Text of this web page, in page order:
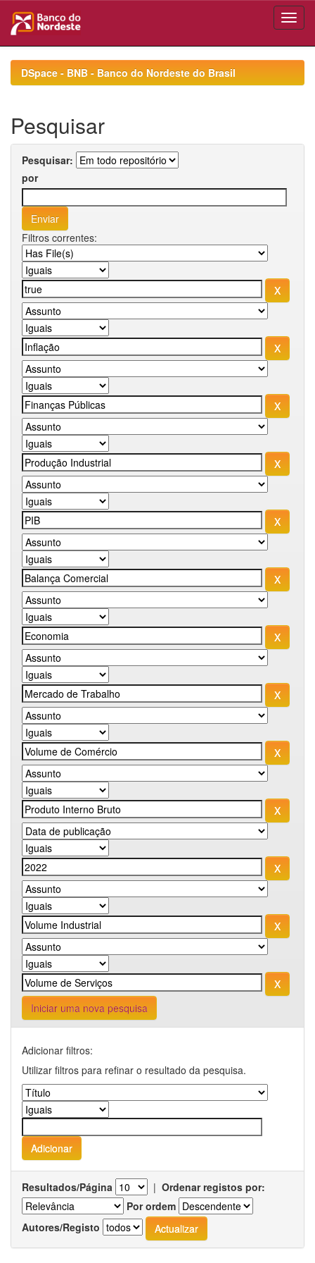
navigationDSpace - BNB - Banco do Nordeste do Brasil
Pesquisar
Pesquisar:
por
Filtros correntes:
Iniciar uma nova pesquisa
Adicionar filtros:
Utilizar filtros para refinar o resultado da pesquisa.
Resultados/Página | Ordenar registos por:
Por ordem
Autores/Registo